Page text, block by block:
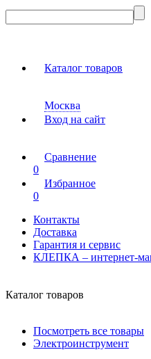
Каталог товаров
Москва
Вход на сайт
Сравнение
0
Избранное
0
Контакты
Доставка
Гарантия и сервис
КЛЕПКА – интернет-
Каталог товаров
Посмотреть все товары
Электроинструмент